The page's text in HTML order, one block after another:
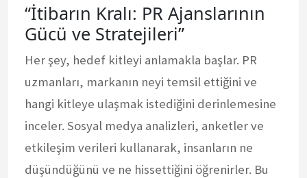
“İtibarın Kralı: PR Ajanslarının
Gücü ve Stratejileri”
Her şey, hedef kitleyi anlamakla başlar. PR
uzmanları, markanın neyi temsil ettiğini ve
hangi kitleye ulaşmak istediğini derinlemesine
inceler. Sosyal medya analizleri, anketler ve
etkileşim verileri kullanarak, insanların ne
düşündüğünü ve ne hissettiğini öğrenirler. Bu